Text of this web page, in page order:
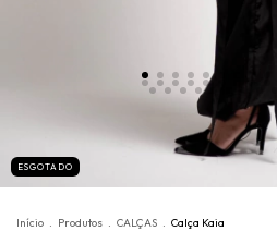
ESGOTADO
Início . Produtos . CALÇAS . Calça Kaia